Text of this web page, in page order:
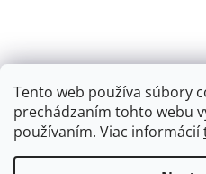
Tento web používa súbory
prechádzaním tohto webu
používaním. Viac informácií